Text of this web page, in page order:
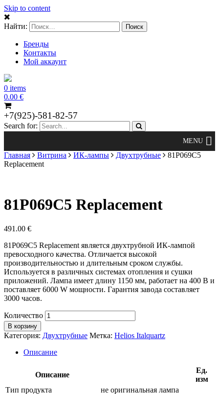
Skip to content
Найти:
Бренды
Контакты
Мой аккаунт
0 items
0.00 €
+7(925)-581-82-57
Search for:
Главная Витрина ИК-лампы Двухтрубные
81P069C5
Replacement
81P069C5 Replacement
491.00 €
81P069C5 Replacement является двухтрубной ИК-лампой
превосходного качества. Отличается высокой
производительностью и длительным сроком службы.
Используется в различных системах отопления и сушки
приложений. Лампа имеет длину 1150 мм, работает на 400 В и
поставляет 6000 W мощности. Гарантия завода составляет
3000 часов.
Количество
В корзину
Категория: Двухтрубные Метка: Helios Italquartz
Описание
Описание
Ед.
изм
Тип продукта
не оригинальная лампа